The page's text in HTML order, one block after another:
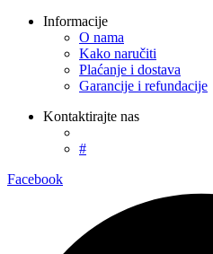
Informacije
O nama
Kako naručiti
Plaćanje i dostava
Garancije i refundacije
Kontaktirajte nas
#
Facebook